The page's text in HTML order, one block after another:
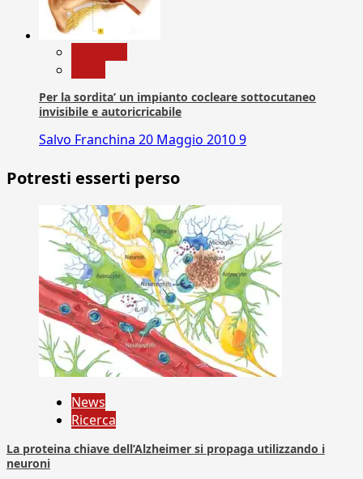
Per la sordita’ un impianto cocleare sottocutaneo
invisibile e autoricricabile
Salvo Franchina 20 Maggio 20109
Potresti esserti perso
News
Ricerca
La proteina chiave dell’Alzheimer si propaga utilizzando i
neuroni